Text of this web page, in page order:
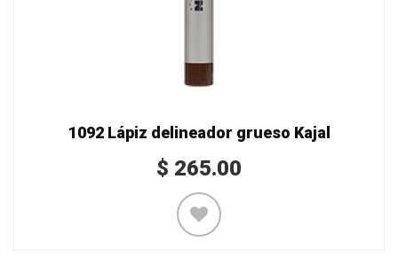
1092 Lápiz delineador grueso Kajal
$ 265.00